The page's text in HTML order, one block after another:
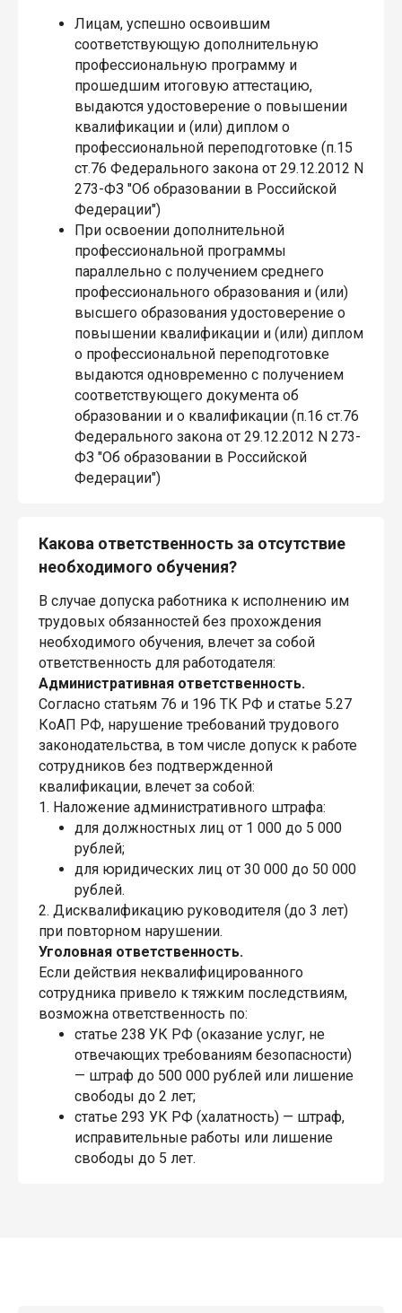
Лицам, успешно освоившим
соответствующую дополнительную
профессиональную программу и
прошедшим итоговую аттестацию,
выдаются удостоверение о повышении
квалификации и (или) диплом о
профессиональной переподготовке (п.15
ст.76 Федерального закона от 29.12.2012 N
273-ФЗ "Об образовании в Российской
Федерации")
При освоении дополнительной
профессиональной программы
параллельно с получением среднего
профессионального образования и (или)
высшего образования удостоверение о
повышении квалификации и (или) диплом
о профессиональной переподготовке
выдаются одновременно с получением
соответствующего документа об
образовании и о квалификации (п.16 ст.76
Федерального закона от 29.12.2012 N 273-
ФЗ "Об образовании в Российской
Федерации")
Какова ответственность за отсутствие
необходимого обучения?
В случае допуска работника к исполнению им
трудовых обязанностей без прохождения
необходимого обучения, влечет за собой
ответственность для работодателя:
Административная ответственность.
Согласно статьям 76 и 196 ТК РФ и статье 5.27
КоАП РФ, нарушение требований трудового
законодательства, в том числе допуск к работе
сотрудников без подтвержденной
квалификации, влечет за собой:
1. Наложение административного штрафа:
для должностных лиц от 1 000 до 5 000
рублей;
для юридических лиц от 30 000 до 50 000
рублей.
2. Дисквалификацию руководителя (до 3 лет)
при повторном нарушении.
Уголовная ответственность.
Если действия неквалифицированного
сотрудника привело к тяжким последствиям,
возможна ответственность по:
статье 238 УК РФ (оказание услуг, не
отвечающих требованиям безопасности)
— штраф до 500 000 рублей или лишение
свободы до 2 лет;
статье 293 УК РФ (халатность) — штраф,
исправительные работы или лишение
свободы до 5 лет.